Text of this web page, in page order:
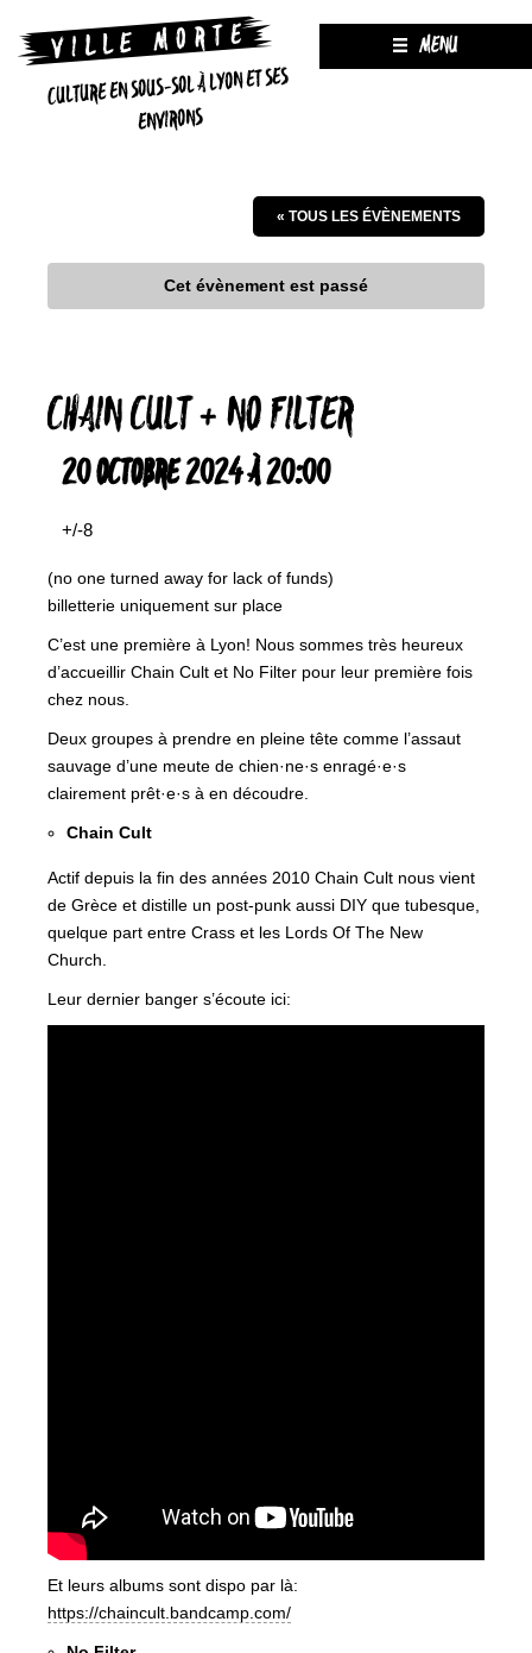
CULTURE EN SOUS-SOL À LYON ET SES
ENVIRONS
MENU
« TOUS LES ÉVÈNEMENTS
Cet évènement est passé
CHAIN CULT + NO FILTER
20 OCTOBRE 2024 À 20:00
+/-8
(no one turned away for lack of funds)
billetterie uniquement sur place
C’est une première à Lyon! Nous sommes très heureux
d’accueillir Chain Cult et No Filter pour leur première fois
chez nous.
Deux groupes à prendre en pleine tête comme l’assaut
sauvage d’une meute de chien·ne·s enragé·e·s
clairement prêt·e·s à en découdre.
Chain Cult
Actif depuis la fin des années 2010 Chain Cult nous vient
de Grèce et distille un post-punk aussi DIY que tubesque,
quelque part entre Crass et les Lords Of The New
Church.
Leur dernier banger s’écoute ici:
Et leurs albums sont dispo par là:
https://chaincult.bandcamp.com/